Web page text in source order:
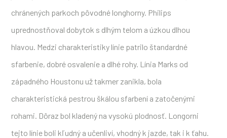
chránených parkoch pôvodné longhorny. Philips
uprednostňoval dobytok s dlhým telom a úzkou dlhou
hlavou. Medzi charakteristiky línie patrilo štandardné
sfarbenie, dobré osvalenie a dlhé rohy. Línia Marks od
západného Houstonu už takmer zanikla, bola
charakteristická pestrou škálou sfarbení a zatočenými
rohami. Dôraz bol kladený na vysokú plodnosť. Longorni
tejto línie boli kľudný a učenliví, vhodný k jazde, tak i k ťahu.